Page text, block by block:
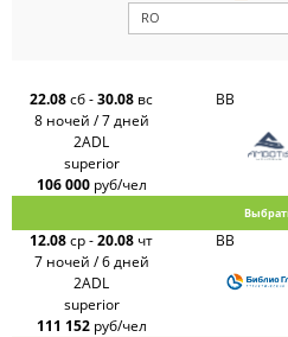
Alean
Sunmar
PlanTravel
FUN&SUN
ex TUI
Крымская
Волна
Russian
Express
Интурист
Travelata
22.08сб-30.08 вс
8 ночей / 7 дней
BB
2ADL
superior
106 000 руб/чел
12.08ср-20.08 чт
7 ночей / 6 дней
BB
2ADL
superior
111 152 руб/чел